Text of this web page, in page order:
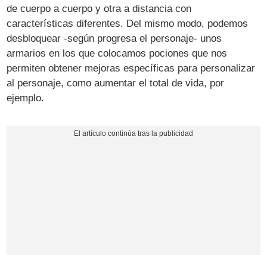
de cuerpo a cuerpo y otra a distancia con
características diferentes. Del mismo modo, podemos
desbloquear -según progresa el personaje- unos
armarios en los que colocamos pociones que nos
permiten obtener mejoras específicas para personalizar
al personaje, como aumentar el total de vida, por
ejemplo.